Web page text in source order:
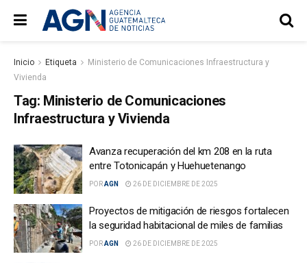
Inicio Etiqueta
Ministerio de Comunicaciones Infraestructura y
Vivienda
Tag: Ministerio de Comunicaciones
Infraestructura y Vivienda
Avanza recuperación del km 208 en la ruta
entre Totonicapán y Huehuetenango
PORAGN 26 DE DICIEMBRE DE 2025
Proyectos de mitigación de riesgos fortalecen
la seguridad habitacional de miles de familias
PORAGN 26 DE DICIEMBRE DE 2025